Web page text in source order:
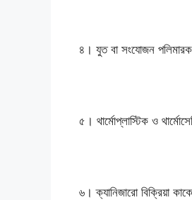
৪। যুত বা সংযোজন
৫। থার্মোপ্লাস্টিক ও
৬। ক্যানিজারো